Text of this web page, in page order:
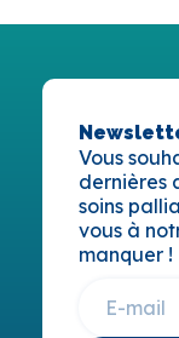
Vous
dernières
soins
vous à
manquer !